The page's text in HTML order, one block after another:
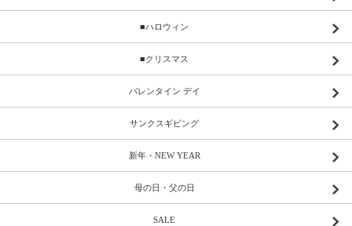
■ハロウィン
■クリスマス
バレンタイン デイ
サンクスギビング
新年・NEW YEAR
母の日・父の日
SALE